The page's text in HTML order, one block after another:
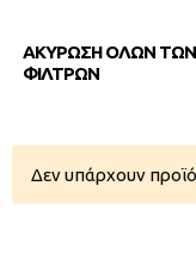
ΑΚΥΡΩΣΗ ΟΛΩΝ ΤΩΝ
ΦΙΛΤΡΩΝ
Δεν υπάρχουν